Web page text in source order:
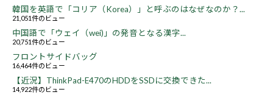
韓国を英語で「コリア（Korea）」と呼ぶのはなぜなのか？...
21,051件のビュー
中国語で「ウェイ（wei)」の発音となる漢字...
20,751件のビュー
フロントサイドバッグ
16,464件のビュー
【近況】ThinkPad-E470のHDDをSSDに交換できた...
14,922件のビュー